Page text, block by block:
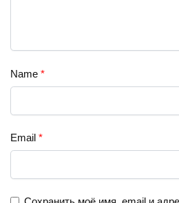
Name *
Email *